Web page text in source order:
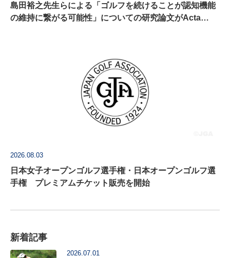
島田裕之先生らによる「ゴルフを続けることが認知機能
の維持に繋がる可能性」についての研究論文がActa
2026.08.03
日本女子オープンゴルフ選手権・日本オープンゴルフ選
手権 プレミアムチケット販売を開始
新着記事
2026.07.01